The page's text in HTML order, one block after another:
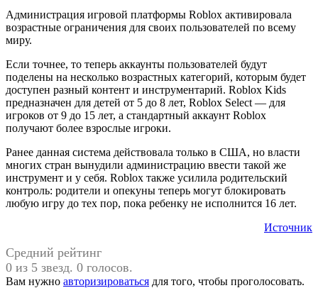
Администрация игровой платформы Roblox активировала
возрастные ограничения для своих пользователей по всему
миру.
Если точнее, то теперь аккаунты пользователей будут
поделены на несколько возрастных категорий, которым будет
доступен разный контент и инструментарий. Roblox Kids
предназначен для детей от 5 до 8 лет, Roblox Select — для
игроков от 9 до 15 лет, а стандартный аккаунт Roblox
получают более взрослые игроки.
Ранее данная система действовала только в США, но власти
многих стран вынудили администрацию ввести такой же
инструмент и у себя. Roblox также усилила родительский
контроль: родители и опекуны теперь могут блокировать
любую игру до тех пор, пока ребенку не исполнится 16 лет.
Источник
Средний рейтинг
0 из 5 звезд. 0 голосов.
Вам нужно авторизироваться для того, чтобы проголосовать.